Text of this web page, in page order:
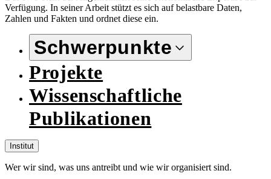
Verfügung. In seiner Arbeit stützt es sich auf belastbare Daten,
Zahlen und Fakten und ordnet diese ein.
Schwerpunkte
Projekte
Wissenschaftliche
Publikationen
Institut
Wer wir sind, was uns antreibt und wie wir organisiert sind.